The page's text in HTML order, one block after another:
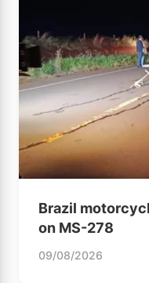
Brazil
on MS-278
09/08/2026